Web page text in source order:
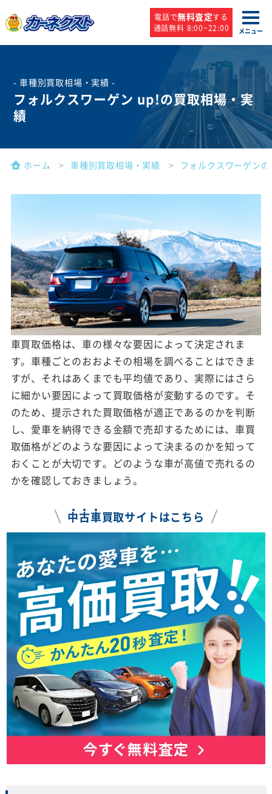
電話で無料査定する
通話無料 8:00~22:00
メニュー
- 車種別買取相場・実績 -
フォルクスワーゲン up!の買取相場・実
績
ホーム 車種別買取相場・実績 フォルクスワーゲン
車買取価格は、車の様々な要因によって決定されま
す。車種ごとのおおよその相場を調べることはできま
すが、それはあくまでも平均値であり、実際にはさら
に細かい要因によって買取価格が変動するのです。そ
のため、提示された買取価格が適正であるのかを判断
し、愛車を納得できる金額で売却するためには、車買
取価格がどのような要因によって決まるのかを知って
おくことが大切です。どのような車が高値で売れるの
かを確認しておきましょう。
中古車買取サイトはこちら